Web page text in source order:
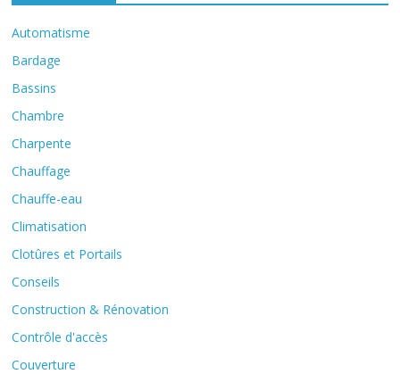
Automatisme
Bardage
Bassins
Chambre
Charpente
Chauffage
Chauffe-eau
Climatisation
Clotûres et Portails
Conseils
Construction & Rénovation
Contrôle d'accès
Couverture